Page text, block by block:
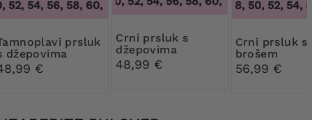
54, 56, 58, 60, 62, 64,48, 50, 52, 54, 56, 58, 60, 62, 64
džepovima
€
Crni prsluk s
džepovima
48,99 €
46, 48, 50, 52, 54,
Crni prsluk s
brošem
56,99 €